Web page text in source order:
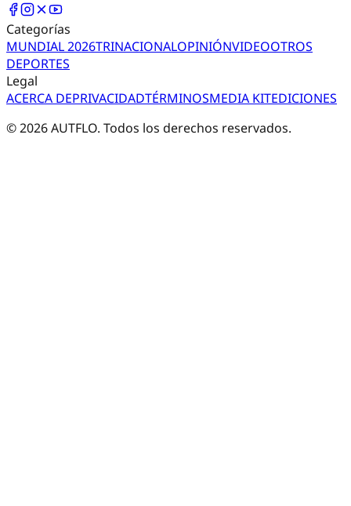
Categorías
MUNDIAL 2026TRINACIONALOPINIÓNVIDEOOTROS
DEPORTES
Legal
ACERCA DEPRIVACIDADTÉRMINOSMEDIA KITEDICIONES
©2026AUTFLO. Todos los derechos reservados.